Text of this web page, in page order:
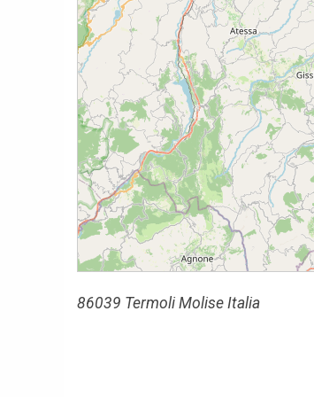
86039 Termoli Molise Italia